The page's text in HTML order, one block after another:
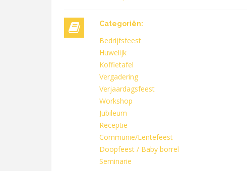
Categoriën:
Bedrijfsfeest
Huwelijk
Koffietafel
Vergadering
Verjaardagsfeest
Workshop
Jubileum
Receptie
Communie/Lentefeest
Doopfeest / Baby borrel
Seminarie